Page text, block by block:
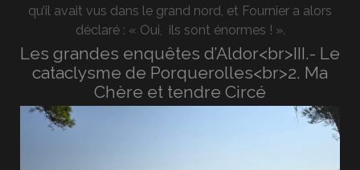
qu’il avait vus dans le grand nord, et Fournier a alors
déclaré : « Oui, ils sont énormes ! ».
Les grandes enquêtes d’Aldor<br>III.- Le
cataclysme de Porquerolles<br>2. Ma
Chère et tendre Circé